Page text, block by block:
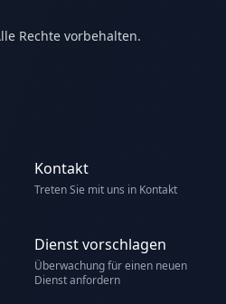
Rechte vorbehalten.
Kontakt
Treten Sie mit uns in Kontakt
Dienst vorschlagen
Überwachung für einen neuen
Dienst anfordern